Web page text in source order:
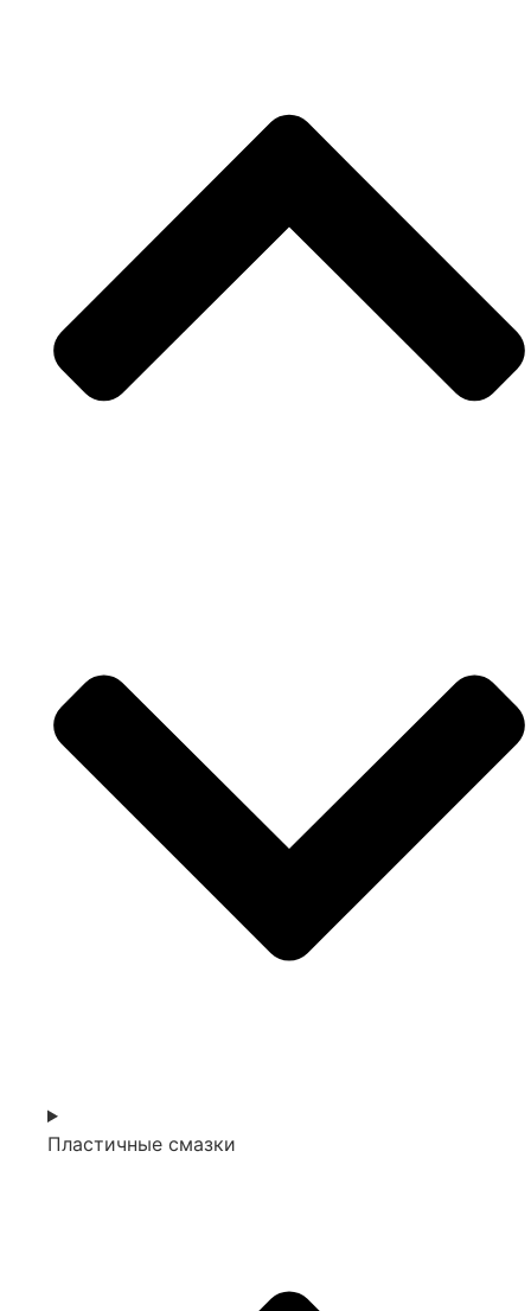
Пластичные смазки